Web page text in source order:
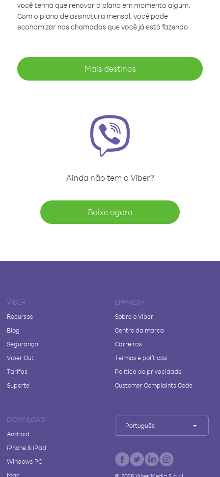
você tenha que renovar o plano em momento algum.
Com o plano de assinatura mensal, você pode
economizar nas chamadas que você já está fazendo
Mais destinos
Ainda não tem o Viber?
Baixe agora
VIBER
Recursos
Blog
Segurança
Viber Out
Tarifas
Suporte
EMPRESA
Sobre o Viber
Centro da marca
Carreiras
Termos e políticas
Política de privacidade
Customer Complaints Code
DOWNLOAD
Android
iPhone & iPad
Windows PC
Mac
Português